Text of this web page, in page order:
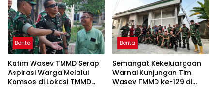
Berita
Katim Wasev TMMD Serap
Aspirasi Warga Melalui
Komsos di Lokasi TMMD
Berita
Semangat Kekeluargaan
Warnai Kunjungan Tim
Wasev TMMD ke-129 di